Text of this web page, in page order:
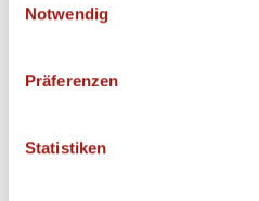
Trigger Symbol ändern oder
Informationen über
können
bestimmten Merkmalen
Notwendig
Präferenzen
Statistiken
Monday - Sunday
KITCHEN OPENING HOURS